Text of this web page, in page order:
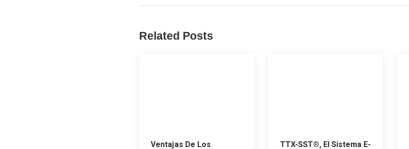
Related Posts
Ventajas De Los
TTX-SST®, El Sistema E-